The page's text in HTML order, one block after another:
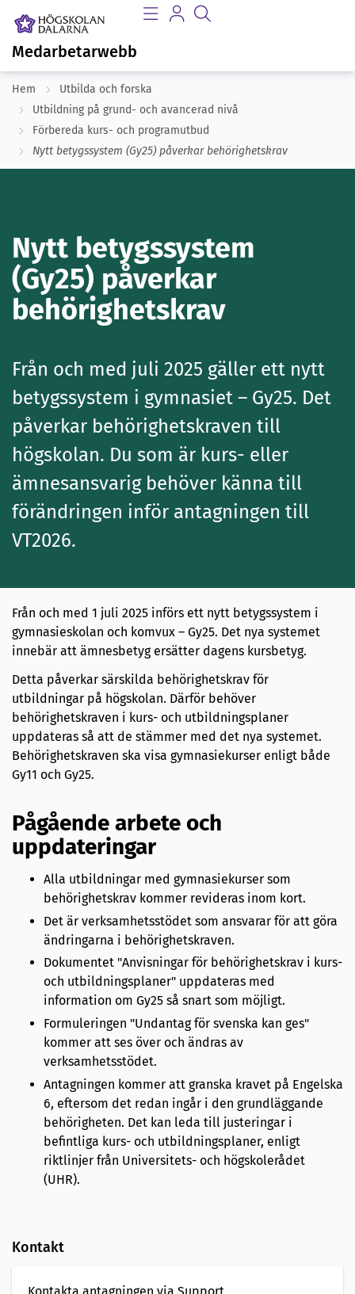
Medarbetarwebb
Hem
Utbilda och forska
Utbildning på grund- och avancerad nivå
Förbereda kurs- och programutbud
Nytt betygssystem (Gy25) påverkar behörighetskrav
Nytt betygssystem
(Gy25) påverkar
behörighetskrav
Från och med juli 2025 gäller ett nytt
betygssystem i gymnasiet – Gy25. Det
påverkar behörighetskraven till
högskolan. Du som är kurs- eller
ämnesansvarig behöver känna till
förändringen inför antagningen till
VT2026.
Från och med 1 juli 2025 införs ett nytt betygssystem i
gymnasieskolan och komvux – Gy25. Det nya systemet
innebär att ämnesbetyg ersätter dagens kursbetyg.
Detta påverkar särskilda behörighetskrav för
utbildningar på högskolan. Därför behöver
behörighetskraven i kurs- och utbildningsplaner
uppdateras så att de stämmer med det nya systemet.
Behörighetskraven ska visa gymnasiekurser enligt både
Gy11 och Gy25.
Pågående arbete och
uppdateringar
Alla utbildningar med gymnasiekurser som
behörighetskrav kommer revideras inom kort.
Det är verksamhetsstödet som ansvarar för att göra
ändringarna i behörighetskraven.
Dokumentet "Anvisningar för behörighetskrav i kurs-
och utbildningsplaner" uppdateras med
information om Gy25 så snart som möjligt.
Formuleringen "Undantag för svenska kan ges"
kommer att ses över och ändras av
verksamhetsstödet.
Antagningen kommer att granska kravet på Engelska
6, eftersom det redan ingår i den grundläggande
behörigheten. Det kan leda till justeringar i
befintliga kurs- och utbildningsplaner, enligt
riktlinjer från Universitets- och högskolerådet
(UHR).
Kontakt